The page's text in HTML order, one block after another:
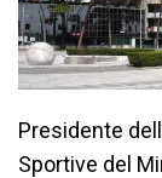
Presidente
Sportive del